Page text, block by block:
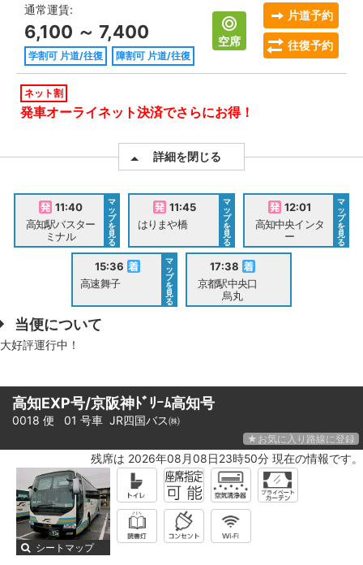
通常運賃:
6,100 ～ 7,400
学割可 片道/往復 障割可 片道/往復
空席
片道予約
往復予約
ネット割
発車オーライネット決済でさらにお得！
詳細を閉じる
11:40
高知駅バスター
ミナル
マ
ッ
プ
を
見
る
11:45
はりまや橋
マ
ッ
プ
を
見
る
12:01
高知中央インタ
ー
マ
ッ
プ
を
見
る
15:36
高速舞子
マ
ッ
プ
を
見
る
17:38
京都駅中央口
烏丸
当便について
大好評運行中！
高知EXP号/京阪神ﾄﾞﾘｰﾑ高知号
0018 便 01 号車 JR四国バス㈱
★お気に入り路線に登録
残席は 2026年08月08日23時50分 現在の情報です。
シートマップ